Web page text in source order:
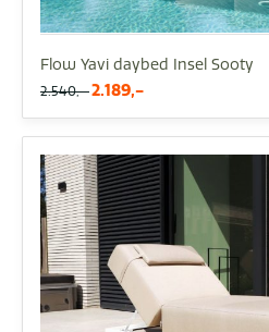
Flow Yavi daybed Insel Sooty
2.540,- 2.189,-